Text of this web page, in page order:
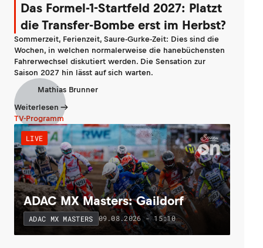
Das Formel-1-Startfeld 2027: Platzt
die Transfer-Bombe erst im Herbst?
Sommerzeit, Ferienzeit, Saure-Gurke-Zeit: Dies sind die
Wochen, in welchen normalerweise die hanebüchensten
Fahrerwechsel diskutiert werden. Die Sensation zur
Saison 2027 hin lässt auf sich warten.
Mathias Brunner
Weiterlesen
TV-Programm
LIVE
ADAC MX Masters: Gaildorf
ADAC MX MASTERS 09.08.2026 - 15:10